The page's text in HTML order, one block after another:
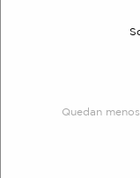
Quedan